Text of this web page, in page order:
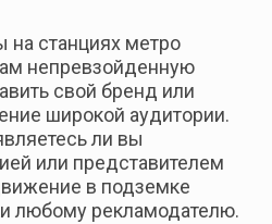
станциях метро
непревзойденную
свой бренд или
широкой аудитории.
ли вы
или представителем
в подземке
любому рекламодателю.